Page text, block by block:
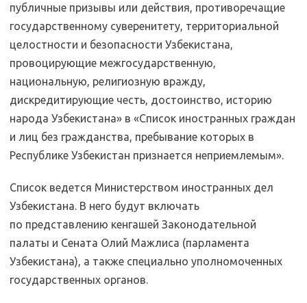
публичные призывы или действия, противоречащие
государственному суверенитету, территориальной
целостности и безопасности Узбекистана,
провоцирующие межгосударственную,
национальную, религиозную вражду,
дискредитирующие честь, достоинство, историю
народа Узбекистана» в «Список иностранных граждан
и лиц без гражданства, пребывание которых в
Республике Узбекистан признается неприемлемым».
Список ведется Министерством иностранных дел
Узбекистана. В него будут включать
по представлению кенгашей Законодательной
палаты и Сената Олий Мажлиса (парламента
Узбекистана), а также специально уполномоченных
государственных органов.